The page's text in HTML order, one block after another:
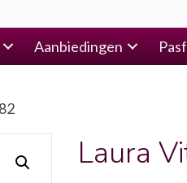
Aanbiedingen
Laura